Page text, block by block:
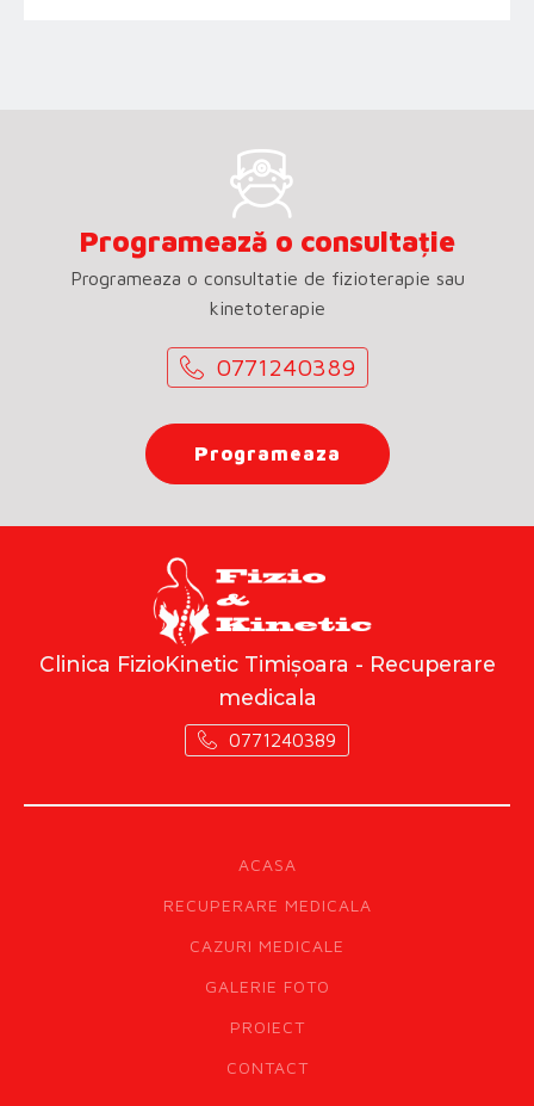
Programează o consultație
Programeaza o consultatie de fizioterapie sau
kinetoterapie
0771240389
Programeaza
Clinica FizioKinetic Timișoara - Recuperare
medicala
0771240389
ACASA
RECUPERARE MEDICALA
CAZURI MEDICALE
GALERIE FOTO
PROIECT
CONTACT